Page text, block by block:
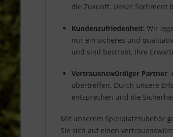
die Zukunft. Unser Sortiment
Kundenzufriedenheit: Wir
nur ein sicheres und
und sind bestrebt, Ihre
Vertrauenswürdiger Partner:
übertreffen. Durch unsere
entsprechen und die
Mit unserem Spielplatzzubehör
Sie sich auf einen